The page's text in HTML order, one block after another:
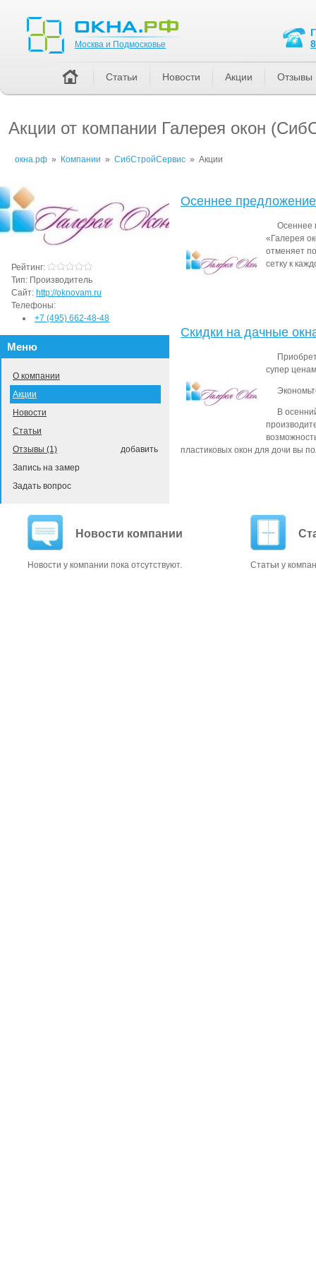
Акции от компании Галерея окон
окна.рф » Компании » СибСтройСервис » Акции
Осеннее
Осеннее
«Галерея
отменяет
сетку к
Скидки на дачные
супер
В
пластиковых окон для дочи вы
Рейтинг:
Тип: Производитель
Сайт: http://oknovam.ru
Телефоны:
+7 (495) 662-48-48
Меню
О компании
Акции
Новости
Статьи
добавить
Отзывы (1)
Запись на замер
Задать вопрос
Новости компании
Новости у компании пока отсутствуют. Статьи у
Москва и Подмосковье
Статьи Новости Акции Отзывы